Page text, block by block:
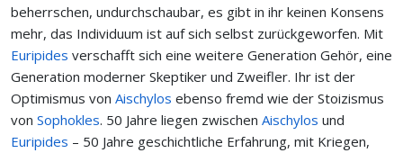
beherrschen, undurchschaubar, es gibt in ihr keinen Konsens
mehr, das Individuum ist auf sich selbst zurückgeworfen. Mit
Euripides verschafft sich eine weitere Generation Gehör, eine
Generation moderner Skeptiker und Zweifler. Ihr ist der
Optimismus von Aischylos ebenso fremd wie der Stoizismus
von Sophokles. 50 Jahre liegen zwischen Aischylos und
Euripides – 50 Jahre geschichtliche Erfahrung, mit Kriegen,